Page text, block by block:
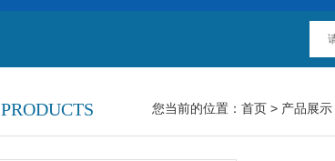
PRODUCTS 您当前的位置： 首页 > 产品展示